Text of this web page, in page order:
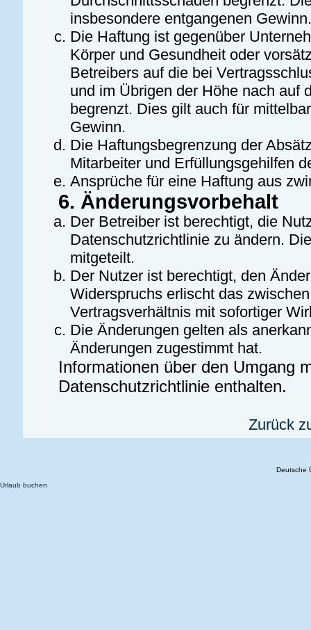
insbesondere entgangenen Gewinn.
Die Haftung ist gegenüber
Körper und Gesundheit oder
Betreibers auf die bei
und im Übrigen der Höhe nach auf
begrenzt. Dies gilt auch für
Gewinn.
Die Haftungsbegrenzung der
Mitarbeiter und Erfüllungsgehilfen
Ansprüche für eine Haftung aus
6. Änderungsvorbehalt
Der Betreiber ist berechtigt, die
Datenschutzrichtlinie zu ändern.
mitgeteilt.
Der Nutzer ist berechtigt, den
Widerspruchs erlischt das
Vertragsverhältnis mit sofortiger
Die Änderungen gelten als
Änderungen zugestimmt hat.
Informationen über den Umgang
Datenschutzrichtlinie enthalten.
Zurück
Deutsche
Urlaub buchen